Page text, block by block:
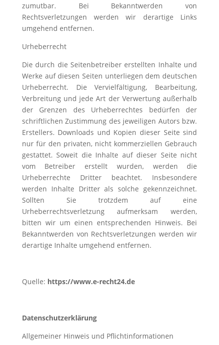
zumutbar. Bei Bekanntwerden von
Rechtsverletzungen werden wir derartige Links
umgehend entfernen.
Urheberrecht
Die durch die Seitenbetreiber erstellten Inhalte und
Werke auf diesen Seiten unterliegen dem deutschen
Urheberrecht. Die Vervielfältigung, Bearbeitung,
Verbreitung und jede Art der Verwertung außerhalb
der Grenzen des Urheberrechtes bedürfen der
schriftlichen Zustimmung des jeweiligen Autors bzw.
Erstellers. Downloads und Kopien dieser Seite sind
nur für den privaten, nicht kommerziellen Gebrauch
gestattet. Soweit die Inhalte auf dieser Seite nicht
vom Betreiber erstellt wurden, werden die
Urheberrechte Dritter beachtet. Insbesondere
werden Inhalte Dritter als solche gekennzeichnet.
Sollten Sie trotzdem auf eine
Urheberrechtsverletzung aufmerksam werden,
bitten wir um einen entsprechenden Hinweis. Bei
Bekanntwerden von Rechtsverletzungen werden wir
derartige Inhalte umgehend entfernen.
Quelle: https://www.e-recht24.de
Datenschutzerklärung
Allgemeiner Hinweis und Pflichtinformationen